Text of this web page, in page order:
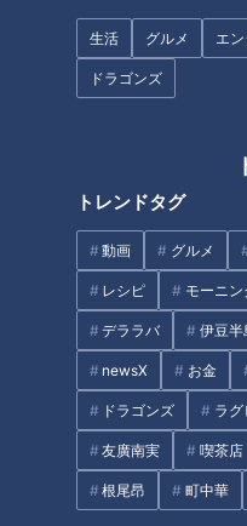
生活 グルメ エ
ドラゴンズ
トレンドタグ
動画 グルメ
レシピ モーニン
デララバ 伊豆半
newsX お金
ドラゴンズ ラグ
友廣南実 喫茶店
根尾昂 町中華
CBCテレビ：画像『チャント！』
2024年5月に岐阜市北部の
帽を被った子どもたちは小
ちは中学生。小学生がダン
ります。藍川小学校と、藍
動会」です。
（小学5年生）
「人数が多くて、楽しくて